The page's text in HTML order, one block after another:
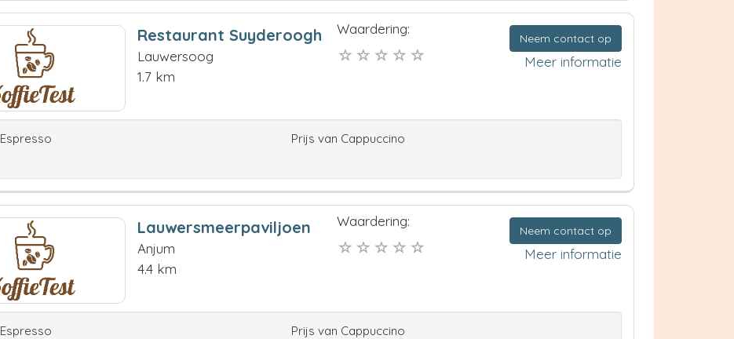
Restaurant Suyderoogh
Lauwersoog
1.7 km
Waardering:
Neem contact op
Meer informatie
Prijs van Cappuccino
Lauwersmeerpaviljoen
Anjum
4.4 km
Waardering:
Neem contact op
Meer informatie
Prijs van Cappuccino